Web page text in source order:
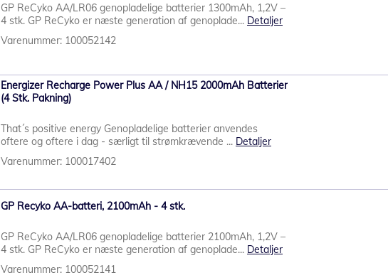
GP ReCyko AA/LR06 genopladelige batterier 1300mAh, 1,2V –
4 stk. GP ReCyko er næste generation af genoplade... Detaljer
Varenummer: 100052142
Energizer Recharge Power Plus AA / NH15 2000mAh Batterier
(4 Stk. Pakning)
That´s positive energy Genopladelige batterier anvendes
oftere og oftere i dag - særligt til strømkrævende ... Detaljer
Varenummer: 100017402
GP Recyko AA-batteri, 2100mAh - 4 stk.
GP ReCyko AA/LR06 genopladelige batterier 2100mAh, 1,2V –
4 stk. GP ReCyko er næste generation af genoplade... Detaljer
Varenummer: 100052141